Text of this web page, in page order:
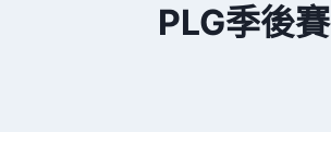
PLG季後賽